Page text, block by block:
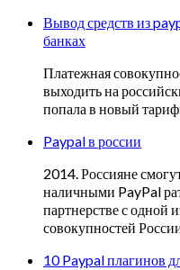
Вывод средств из
банках
Платежная
выходить на
попала в новый
Paypal в россии
2014. Россияне
наличными PayPal
партнерстве с одной
совокупностей
10 Paypal плагинов